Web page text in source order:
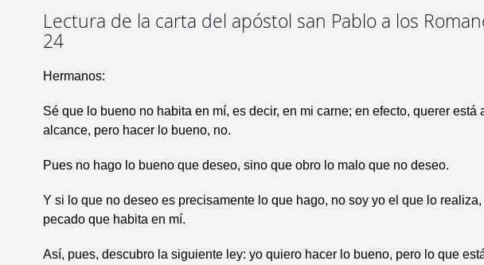
Lectura de la carta del apóstol san Pablo a los
24
Hermanos:
Sé que lo bueno no habita en mí, es decir, en mi carne; en efecto, querer está
alcance, pero hacer lo bueno, no.
Pues no hago lo bueno que deseo, sino que obro lo malo que no deseo.
Y si lo que no deseo es precisamente lo que hago, no soy yo el que lo realiza,
pecado que habita en mí.
Así, pues, descubro la siguiente ley: yo quiero hacer lo bueno, pero lo que